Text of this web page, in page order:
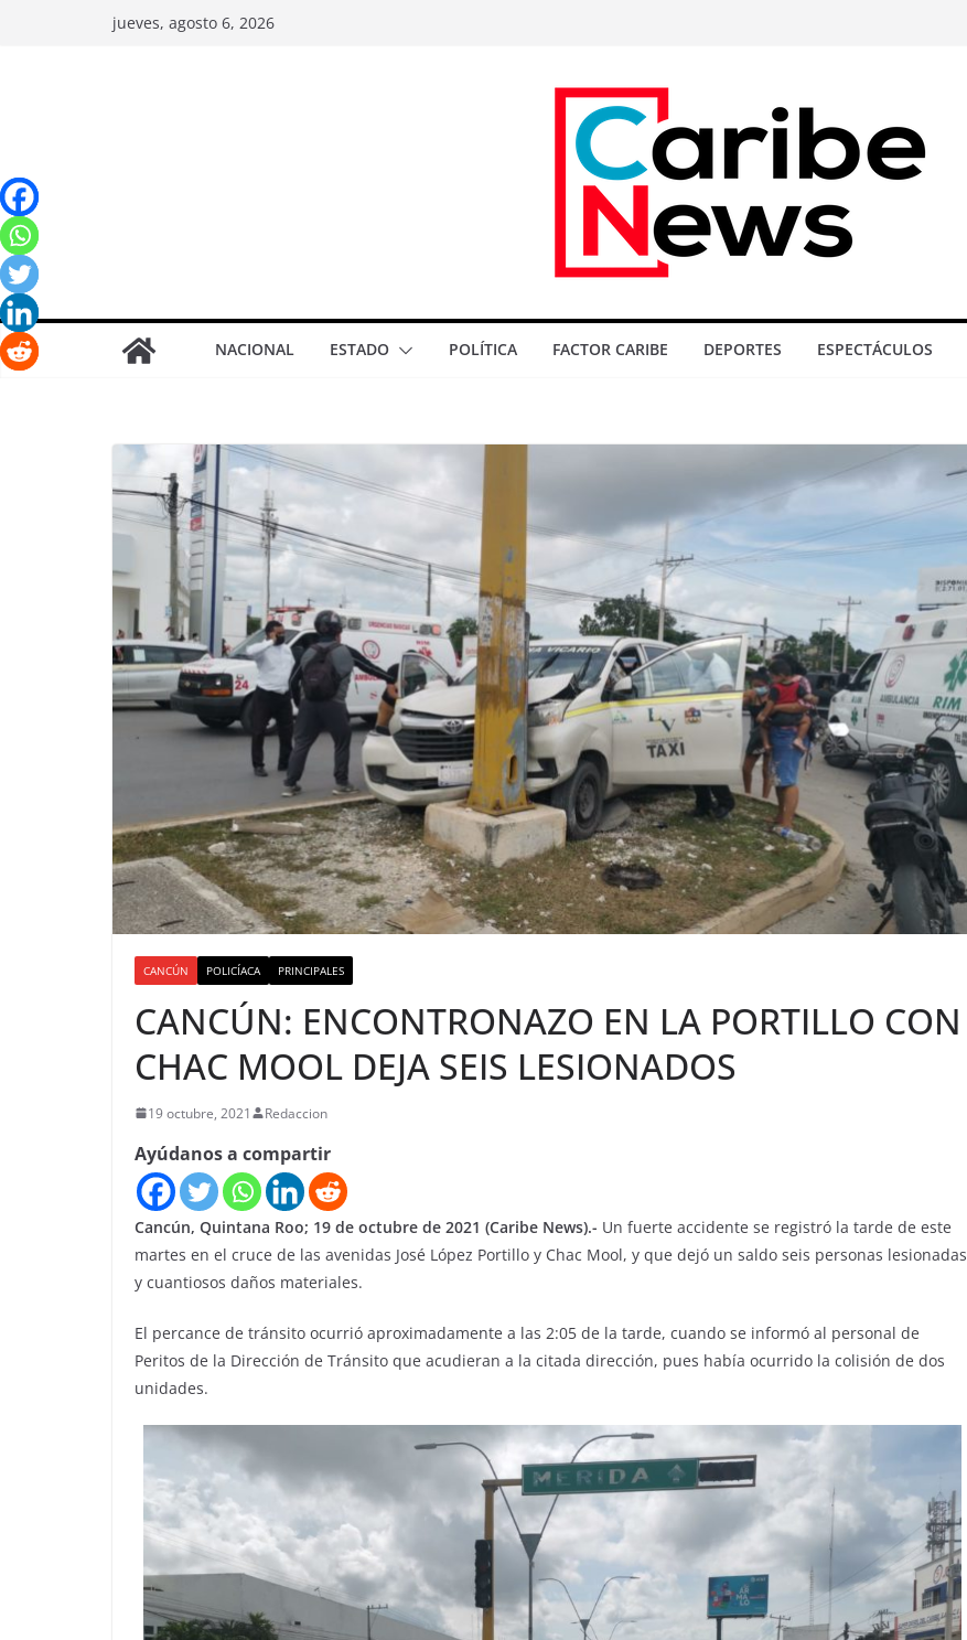
jueves, agosto 6, 2026
NACIONAL ESTADO POLÍTICA FACTOR CARIBE DEPORTES ESPECTÁCULOS
CANCÚN POLICÍACA PRINCIPALES
CANCÚN: ENCONTRONAZO EN LA PORTILLO CON
CHAC MOOL DEJA SEIS LESIONADOS
19 octubre, 2021 Redaccion
Ayúdanos a compartir
Cancún, Quintana Roo; 19 de octubre de 2021 (Caribe News).- Un fuerte accidente se registró la tarde de este
martes en el cruce de las avenidas José López Portillo y Chac Mool, y que dejó un saldo seis personas lesionadas
y cuantiosos daños materiales.
El percance de tránsito ocurrió aproximadamente a las 2:05 de la tarde, cuando se informó al personal de
Peritos de la Dirección de Tránsito que acudieran a la citada dirección, pues había ocurrido la colisión de dos
unidades.